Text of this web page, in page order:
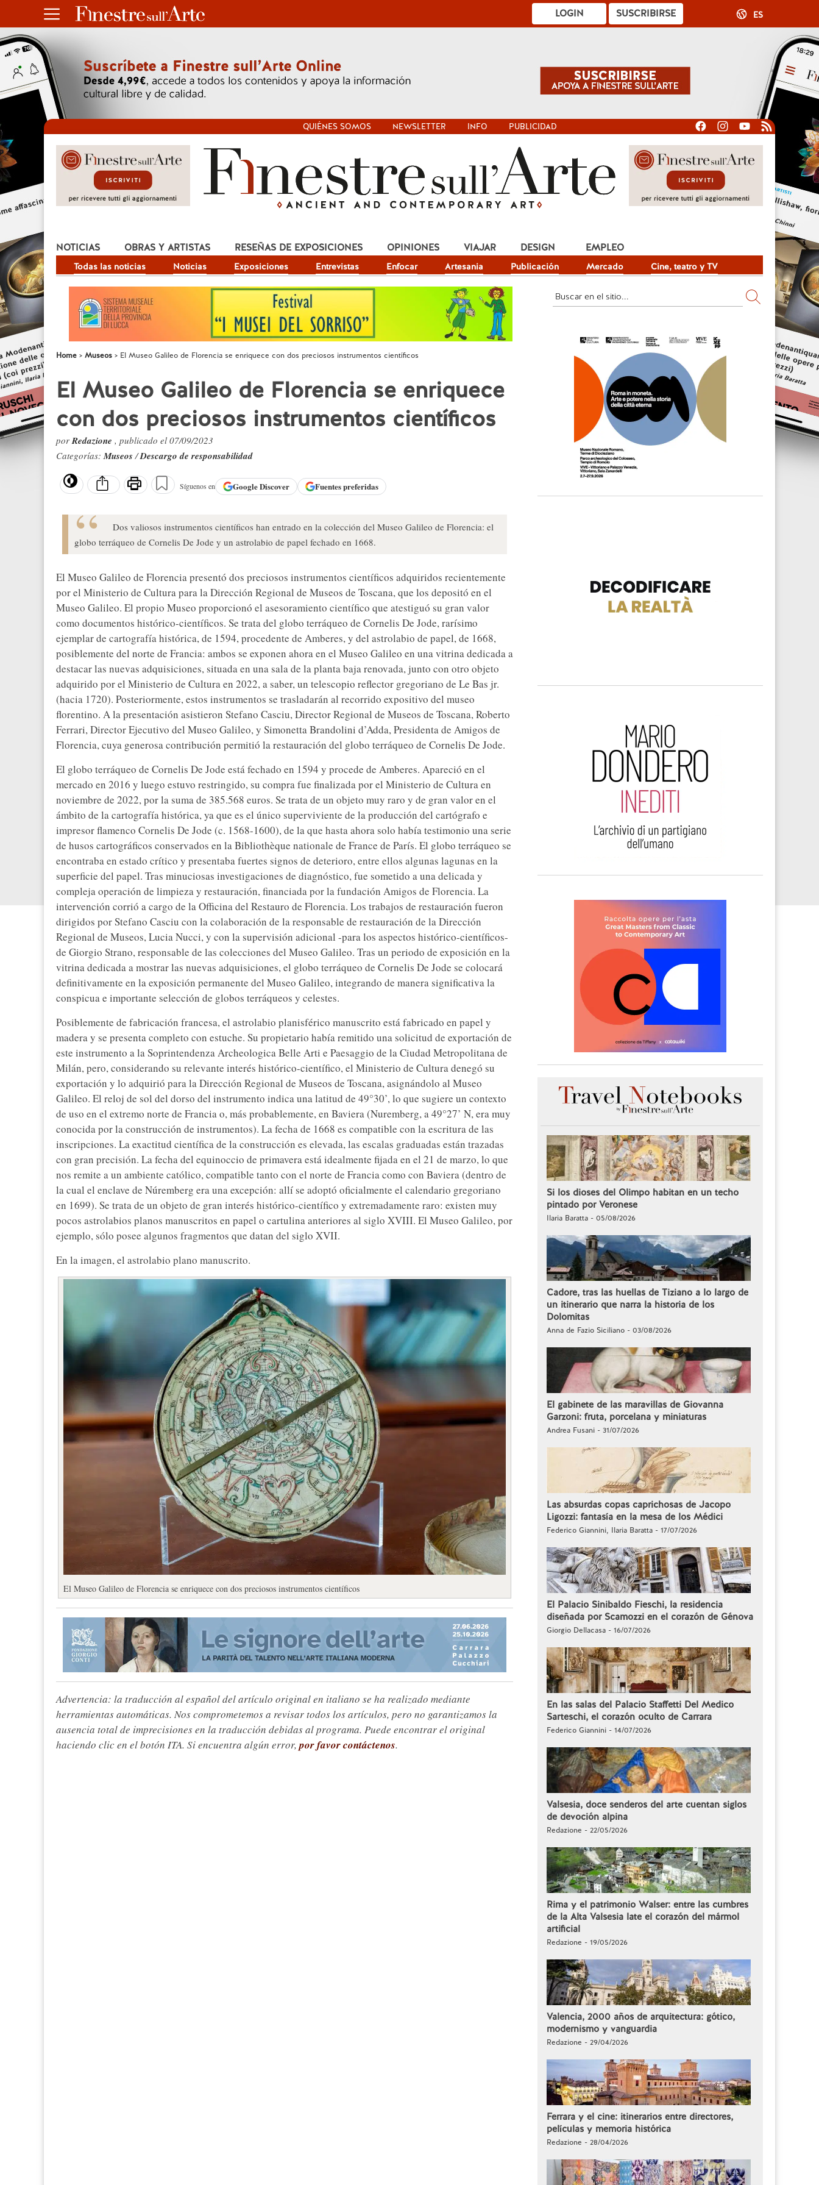
SUSCRIBIRSE
LOGIN ES
QUIÉNES SOMOS NEWSLETTER INFO PUBLICIDAD
NOTICIAS
Todas las noticias Noticias Exposiciones Entrevistas Enfocar Artesania Publicación Mercado Cine, teatro y TV
OBRAS Y ARTISTAS RESEÑAS DE EXPOSICIONES OPINIONES VIAJAR DESIGN EMPLEO
Home Museos El Museo Galileo de Florencia se enriquece con dos preciosos instrumentos científicos
El Museo Galileo de Florencia se enriquece
con dos preciosos instrumentos científicos
porRedazione , publicado el 07/09/2023
Categorías:Museos/Descargo de responsabilidad
Síguenos en GoogleDiscover Fuentes preferidas
Dos valiosos instrumentos científicos han entrado en la colección del Museo Galileo de Florencia: el
globo terráqueo de Cornelis De Jode y un astrolabio de papel fechado en 1668.
El Museo Galileo de Florencia presentó dos preciosos instrumentos científicos adquiridos recientemente
por el Ministerio de Cultura para la Dirección Regional de Museos de Toscana, que los depositó en el
Museo Galileo. El propio Museo proporcionó el asesoramiento científico que atestiguó su gran valor
como documentos histórico-científicos. Se trata del globo terráqueo de Cornelis De Jode, rarísimo
ejemplar de cartografía histórica, de 1594, procedente de Amberes, y del astrolabio de papel, de 1668,
posiblemente del norte de Francia: ambos se exponen ahora en el Museo Galileo en una vitrina dedicada a
destacar las nuevas adquisiciones, situada en una sala de la planta baja renovada, junto con otro objeto
adquirido por el Ministerio de Cultura en 2022, a saber, un telescopio reflector gregoriano de Le Bas jr.
(hacia 1720). Posteriormente, estos instrumentos se trasladarán al recorrido expositivo del museo
florentino. A la presentación asistieron Stefano Casciu, Director Regional de Museos de Toscana, Roberto
Ferrari, Director Ejecutivo del Museo Galileo, y Simonetta Brandolini d’Adda, Presidenta de Amigos de
Florencia, cuya generosa contribución permitió la restauración del globo terráqueo de Cornelis De Jode.
El globo terráqueo de Cornelis De Jode está fechado en 1594 y procede de Amberes. Apareció en el
mercado en 2016 y luego estuvo restringido, su compra fue finalizada por el Ministerio de Cultura en
noviembre de 2022, por la suma de 385.568 euros. Se trata de un objeto muy raro y de gran valor en el
ámbito de la cartografía histórica, ya que es el único superviviente de la producción del cartógrafo e
impresor flamenco Cornelis De Jode (c. 1568-1600), de la que hasta ahora solo había testimonio una serie
de husos cartográficos conservados en la Bibliothèque nationale de France de París. El globo terráqueo se
encontraba en estado crítico y presentaba fuertes signos de deterioro, entre ellos algunas lagunas en la
superficie del papel. Tras minuciosas investigaciones de diagnóstico, fue sometido a una delicada y
compleja operación de limpieza y restauración, financiada por la fundación Amigos de Florencia. La
intervención corrió a cargo de la Officina del Restauro de Florencia. Los trabajos de restauración fueron
dirigidos por Stefano Casciu con la colaboración de la responsable de restauración de la Dirección
Regional de Museos, Lucia Nucci, y con la supervisión adicional -para los aspectos histórico-científicos-
de Giorgio Strano, responsable de las colecciones del Museo Galileo. Tras un periodo de exposición en la
vitrina dedicada a mostrar las nuevas adquisiciones, el globo terráqueo de Cornelis De Jode se colocará
definitivamente en la exposición permanente del Museo Galileo, integrando de manera significativa la
conspicua e importante selección de globos terráqueos y celestes.
Posiblemente de fabricación francesa, el astrolabio planisférico manuscrito está fabricado en papel y
madera y se presenta completo con estuche. Su propietario había remitido una solicitud de exportación de
este instrumento a la Soprintendenza Archeologica Belle Arti e Paesaggio de la Ciudad Metropolitana de
Milán, pero, considerando su relevante interés histórico-científico, el Ministerio de Cultura denegó su
exportación y lo adquirió para la Dirección Regional de Museos de Toscana, asignándolo al Museo
Galileo. El reloj de sol del dorso del instrumento indica una latitud de 49°30’, lo que sugiere un contexto
de uso en el extremo norte de Francia o, más probablemente, en Baviera (Nuremberg, a 49°27’ N, era muy
conocida por la construcción de instrumentos). La fecha de 1668 es compatible con la escritura de las
inscripciones. La exactitud científica de la construcción es elevada, las escalas graduadas están trazadas
con gran precisión. La fecha del equinoccio de primavera está idealmente fijada en el 21 de marzo, lo que
nos remite a un ambiente católico, compatible tanto con el norte de Francia como con Baviera (dentro de
la cual el enclave de Núremberg era una excepción: allí se adoptó oficialmente el calendario gregoriano
en 1699). Se trata de un objeto de gran interés histórico-científico y extremadamente raro: existen muy
pocos astrolabios planos manuscritos en papel o cartulina anteriores al siglo XVIII. El Museo Galileo, por
ejemplo, sólo posee algunos fragmentos que datan del siglo XVII.
En la imagen, el astrolabio plano manuscrito.
El Museo Galileo de Florencia se enriquece con dos preciosos instrumentos científicos
Advertencia: la traducción al español del artículo original en italiano se ha realizado mediante
herramientas automáticas. Nos comprometemos a revisar todos los artículos, pero no garantizamos la
ausencia total de imprecisiones en la traducción debidas al programa. Puede encontrar el original
haciendo clic en el botón ITA. Si encuentra algún error,por favor contáctenos.
Si los dioses del Olimpo habitan en un techo
pintado por Veronese
Ilaria Baratta - 05/08/2026
Cadore, tras las huellas de Tiziano a lo largo de
un itinerario que narra la historia de los
Dolomitas
Anna de Fazio Siciliano - 03/08/2026
El gabinete de las maravillas de Giovanna
Garzoni: fruta, porcelana y miniaturas
Andrea Fusani - 31/07/2026
Las absurdas copas caprichosas de Jacopo
Ligozzi: fantasía en la mesa de los Médici
Federico Giannini, Ilaria Baratta - 17/07/2026
El Palacio Sinibaldo Fieschi, la residencia
diseñada por Scamozzi en el corazón de Génova
Giorgio Dellacasa - 16/07/2026
En las salas del Palacio Staffetti Del Medico
Sarteschi, el corazón oculto de Carrara
Federico Giannini - 14/07/2026
Valsesia, doce senderos del arte cuentan siglos
de devoción alpina
Redazione - 22/05/2026
Rima y el patrimonio Walser: entre las cumbres
de la Alta Valsesia late el corazón del mármol
artificial
Redazione - 19/05/2026
Valencia, 2000 años de arquitectura: gótico,
modernismo y vanguardia
Redazione - 29/04/2026
Ferrara y el cine: itinerarios entre directores,
películas y memoria histórica
Redazione - 28/04/2026